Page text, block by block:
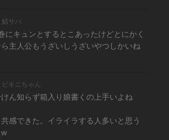
鯖サバ
にキュンとするとこあったけどとにかく
主人公もうざいしうざいやつしかいね
キニちゃん
ん知らず箱入り娘書くの上手いよね
感できた。イライラする人多いと思う